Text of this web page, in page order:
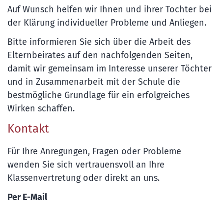
Auf Wunsch helfen wir Ihnen und ihrer Tochter bei
der Klärung individueller Probleme und Anliegen.
Bitte informieren Sie sich über die Arbeit des
Elternbeirates auf den nachfolgenden Seiten,
damit wir gemeinsam im Interesse unserer Töchter
und in Zusammenarbeit mit der Schule die
bestmögliche Grundlage für ein erfolgreiches
Wirken schaffen.
Kontakt
Für Ihre Anregungen, Fragen oder Probleme
wenden Sie sich vertrauensvoll an Ihre
Klassenvertretung oder direkt an uns.
Per E-Mail